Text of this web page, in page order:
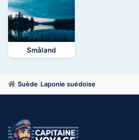
Småland
›Suède› Laponie suédoise